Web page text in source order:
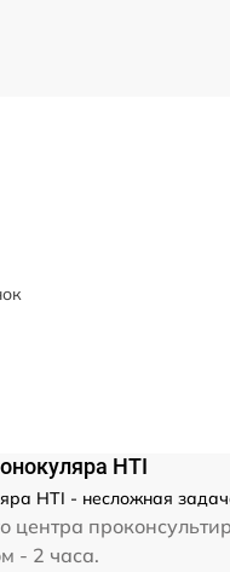
HTI
HTI - несложная
центра
- 2 часа.